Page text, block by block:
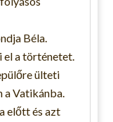
Béla.
el a történetet.
ülteti
a Vatikánba.
előtt és azt